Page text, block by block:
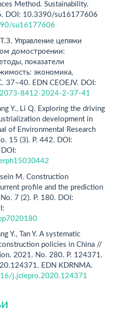
Method. Sustainability.
DOI: 10.3390/su16177606
su16177606
Управление цепями
домостроении:
показатели
экономика,
EDN CEOEJV. DOI:
8412-2024-2-37-41
Y., Li Q. Exploring the driving
development in
of Environmental Research
15 (3). P. 442. DOI:
M. Construction
profile and the prediction
7 (2). P. 180. DOI:
Y., Tan Y. A systematic
policies in China //
2021. No. 280. P. 124371.
EDN KDRNMA.
j.jclepro.2020.124371